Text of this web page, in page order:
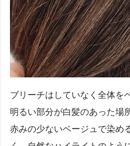
ブリーチはしていなく全体を
明るい部分が白髪のあった場所
赤みの少ないベージュで染め